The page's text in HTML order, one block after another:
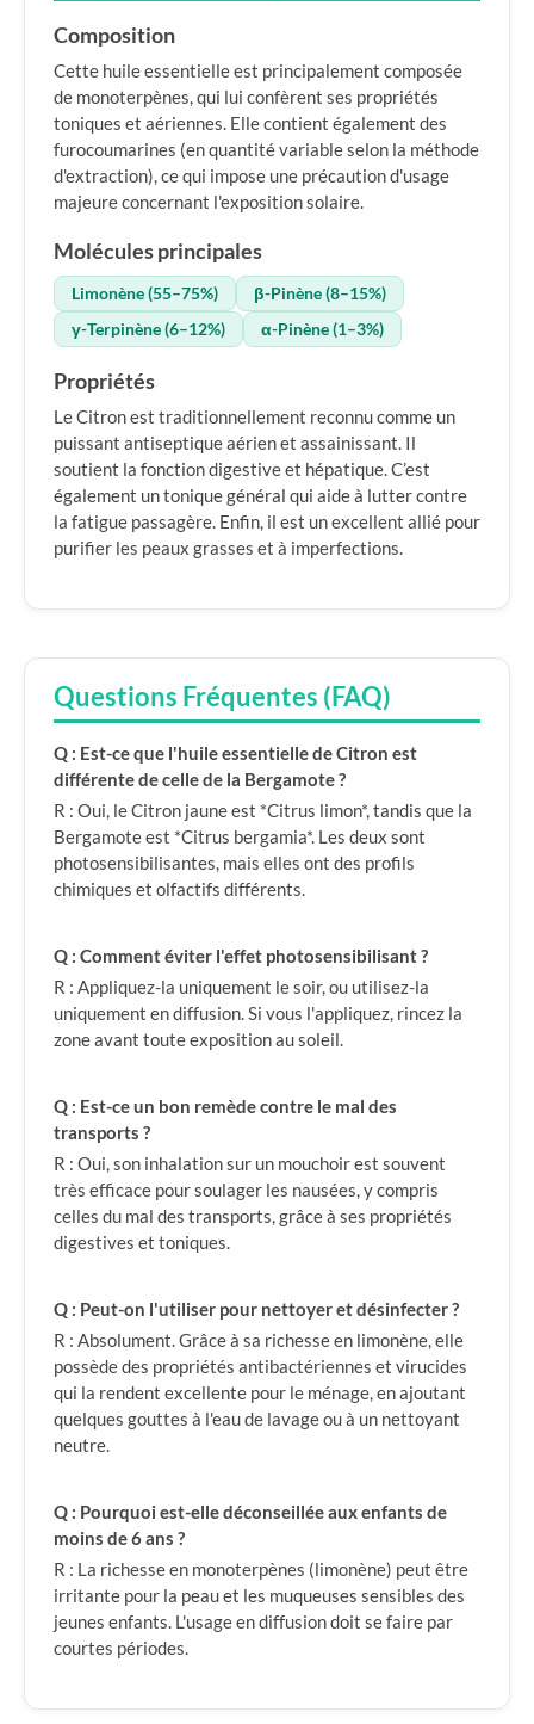
Composition
Cette huile essentielle est principalement composée
de monoterpènes, qui lui confèrent ses propriétés
toniques et aériennes. Elle contient également des
furocoumarines (en quantité variable selon la méthode
d'extraction), ce qui impose une précaution d'usage
majeure concernant l'exposition solaire.
Molécules principales
Limonène (55–75%)
β-Pinène (8–15%)
γ-Terpinène (6–12%)
α-Pinène (1–3%)
Propriétés
Le Citron est traditionnellement reconnu comme un
puissant antiseptique aérien et assainissant. Il
soutient la fonction digestive et hépatique. C’est
également un tonique général qui aide à lutter contre
la fatigue passagère. Enfin, il est un excellent allié pour
purifier les peaux grasses et à imperfections.
Questions Fréquentes (FAQ)
Q : Est-ce que l'huile essentielle de Citron est
différente de celle de la Bergamote ?
R : Oui, le Citron jaune est *Citrus limon*, tandis que la
Bergamote est *Citrus bergamia*. Les deux sont
photosensibilisantes, mais elles ont des profils
chimiques et olfactifs différents.
Q : Comment éviter l'effet photosensibilisant ?
R : Appliquez-la uniquement le soir, ou utilisez-la
uniquement en diffusion. Si vous l'appliquez, rincez la
zone avant toute exposition au soleil.
Q : Est-ce un bon remède contre le mal des
transports ?
R : Oui, son inhalation sur un mouchoir est souvent
très efficace pour soulager les nausées, y compris
celles du mal des transports, grâce à ses propriétés
digestives et toniques.
Q : Peut-on l'utiliser pour nettoyer et désinfecter ?
R : Absolument. Grâce à sa richesse en limonène, elle
possède des propriétés antibactériennes et virucides
qui la rendent excellente pour le ménage, en ajoutant
quelques gouttes à l'eau de lavage ou à un nettoyant
neutre.
Q : Pourquoi est-elle déconseillée aux enfants de
moins de 6 ans ?
R : La richesse en monoterpènes (limonène) peut être
irritante pour la peau et les muqueuses sensibles des
jeunes enfants. L'usage en diffusion doit se faire par
courtes périodes.